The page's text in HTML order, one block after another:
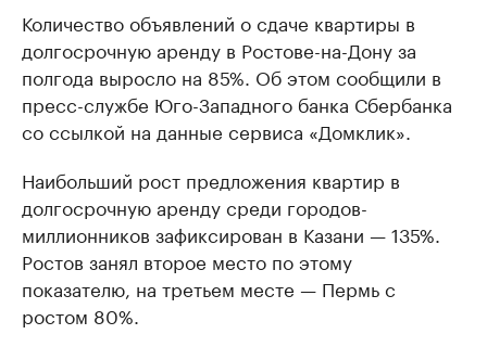
Количество объявлений о сдаче квартиры в
долгосрочную аренду в Ростове-на-Дону за
полгода выросло на 85%. Об этом сообщили в
пресс-службе Юго-Западного банка Сбербанка
со ссылкой на данные сервиса «Домклик».
Наибольший рост предложения квартир в
долгосрочную аренду среди городов-
миллионников зафиксирован в Казани — 135%.
Ростов занял второе место по этому
показателю, на третьем месте — Пермь с
ростом 80%.